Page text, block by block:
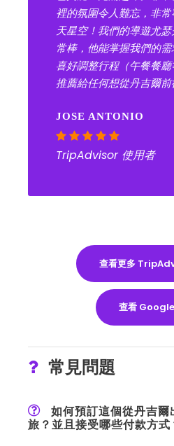
裡的氛圍令人難忘，非
天星空！我們的導遊尤
常棒，他能掌握我們的
喜好調整行程（午餐餐
推薦給任何想從丹吉爾前
JOSE ANTONIO
TripAdvisor 使用者
查看更多
查看
常見問題
如何預訂這個從丹吉爾
旅？並且接受哪些付款方式